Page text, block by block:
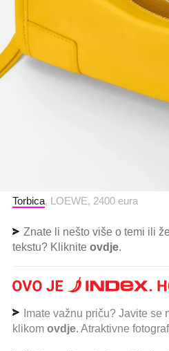
Torbica, LOEWE, 2400 eura
Znate li nešto više o temi ili
tekstu? Kliknite ovdje.
Imate važnu priču? Javite se
klikom ovdje. Atraktivne